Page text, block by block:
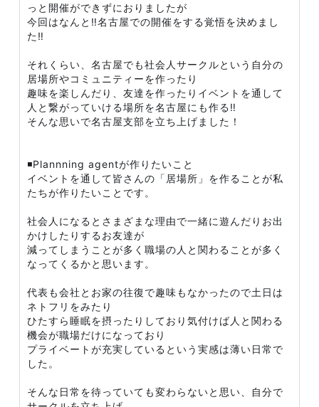
っと開催ができずにおりましたが
今回はなんと‼️名古屋での開催をする覚悟を決めまし
た‼️
それくらい、名古屋でも社会人サークルという自分の
居場所やコミュニティーを作ったり
趣味を楽しんだり、友達を作ったりイベントを通して
人と繋がっていける場所を名古屋にも作る‼️
そんな思いで名古屋支部を立ち上げました！
◾️Plannning agentが作りたいこと
イベントを通して皆さんの「居場所」を作ることが私
たちが作りたいことです。
社会人になるとさまざまな理由で一緒に遊んだりお出
かけしたりするお友達が
減ってしまうことが多く職場の人と関わることが多く
なってくるかと思います。
代表も会社とお家の往復で趣味もなかったので土日は
ネトフリをみたり
ひたすら睡眠を摂ったりしており気付けば人と関わる
機会が職場だけになっており
プライベートが充実しているという実感は薄い日常で
した。
そんな日常を待っていても変わらないと思い、自分で